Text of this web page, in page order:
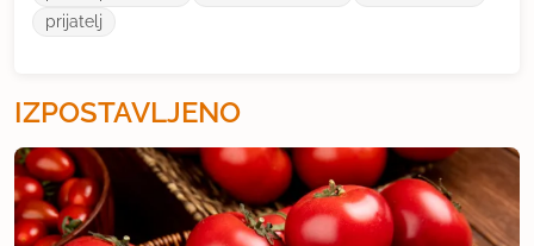
prijatelj
IZPOSTAVLJENO